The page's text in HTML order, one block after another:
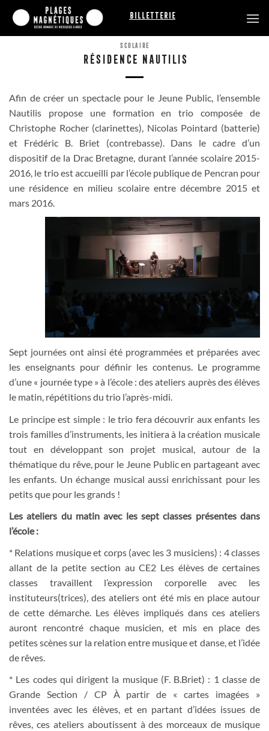
Passer
contenu
Billetterie
SCOLAIRE
RÉSIDENCE NAUTILIS
Afin de créer un spectacle pour le Jeune Public, l’ensemble
Nautilis propose une formation en trio composée de
Christophe Rocher(clarinettes), Nicolas Pointard (batterie)
et Frédéric B. Briet (contrebasse). Dans le cadre d’un
dispositif de la Drac Bretagne, durant l’année scolaire 2015-
2016, le trio est accueilli par l’école publiquede Pencran pour
une résidence en milieu scolaire entre décembre 2015 et
mars 2016.
Sept journées ont ainsi été programmées et préparées avec
les enseignants pour définir les contenus. Le programme
d’une « journée type » à l’école : des ateliers auprès des élèves
le matin, répétitions du trio l’après-midi.
Le principe est simple : le trio fera découvrir aux enfants les
trois familles d’instruments, les initiera à la création musicale
tout en développant son projet musical, autour de la
thématique du rêve, pour le Jeune Public en partageant avec
les enfants. Un échange musical aussi enrichissant pour les
petits que pour les grands !
Les ateliers du matin avec les sept classes présentes dans
l’école :
* Relations musique et corps (avec les 3 musiciens) : 4 classes
allant de la petite section au CE2 Les élèves de certaines
classes travaillent l’expression corporelle avec les
instituteurs(trices), des ateliers ont été mis en place autour
de cette démarche. Les élèves impliqués dans ces ateliers
auront rencontré chaque musicien, et mis en place des
petites scènes sur la relation entre musique et danse, et l’idée
de rêves.
* Les codes qui dirigent la musique (F. B.Briet) : 1 classe de
Grande Section / CP À partir de « cartes imagées »
inventées avec les élèves, et en partant d’idées issues de
rêves, ces ateliers aboutissent à des morceaux de musique